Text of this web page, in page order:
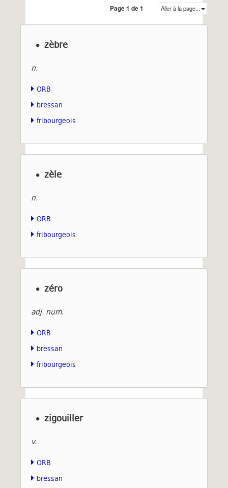
Page 1 de 1 Aller à la page...
zèbre
n.
ORB
bressan
fribourgeois
zèle
n.
ORB
fribourgeois
zéro
adj. num.
ORB
bressan
fribourgeois
zigouiller
v.
ORB
bressan